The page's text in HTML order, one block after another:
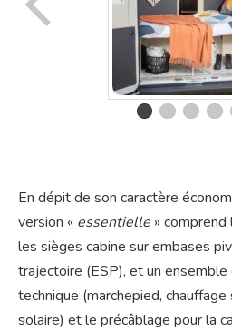
En dépit de son caractère
version « essentielle »
les sièges cabine sur embases
trajectoire (ESP), et un
technique (marchepied,
solaire) et le précâblage pour la